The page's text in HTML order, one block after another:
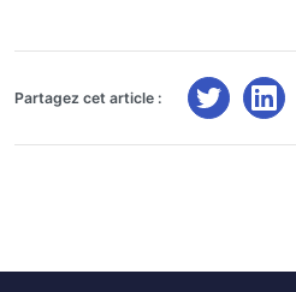
Partagez cet article :